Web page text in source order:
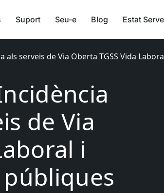
Suport Seu-e Blog Estat
serveis de Via Oberta TGSS Vida
de Via
i
públiques